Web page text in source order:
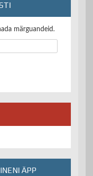
märguandeid.
ÄPP